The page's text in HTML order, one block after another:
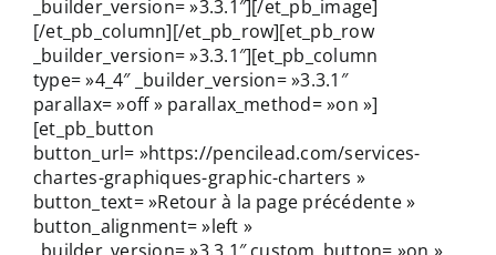
_builder_version= »3.3.1″][/et_pb_image]
[/et_pb_column][/et_pb_row][et_pb_row
_builder_version= »3.3.1″][et_pb_column
type= »4_4″ _builder_version= »3.3.1″
parallax= »off » parallax_method= »on »]
[et_pb_button
button_url= »https://pencilead.com/services-
chartes-graphiques-graphic-charters »
button_text= »Retour à la page précédente »
button_alignment= »left »